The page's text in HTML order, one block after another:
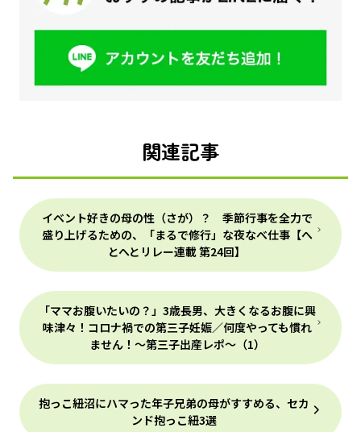
関連記事
イベント好きの母の性（さが）？ 季節行事を全力で
盛り上げるための、「まるで修行」な夜なべ仕事【へ
とへとリレー連載 第24回】
「ママお腹いたいの？」3歳長男、大きくなるお腹に興
味津々！コロナ禍での第三子妊娠／何度やっても慣れ
ません！〜第三子出産レポ〜（1）
抱っこ紐沼にハマった年子兄弟の母がすすめる、セカ
ンド抱っこ紐3選